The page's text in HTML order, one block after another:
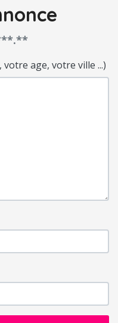
age, votre ville ...)